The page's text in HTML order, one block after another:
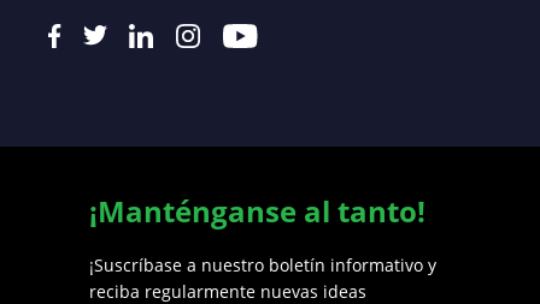
¡Manténganse al tanto!
¡Suscríbase a nuestro boletín informativo y
reciba regularmente nuevas ideas